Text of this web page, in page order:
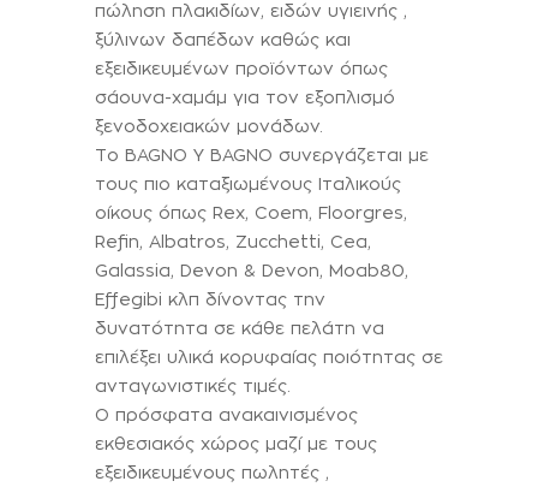
πώληση πλακιδίων, ειδών υγιεινής ,
ξύλινων δαπέδων καθώς και
εξειδικευμένων προϊόντων όπως
σάουνα-χαμάμ για τον εξοπλισμό
ξενοδοχειακών μονάδων.
Το BAGNO Y BAGNO συνεργάζεται με
τους πιο καταξιωμένους Ιταλικούς
οίκους όπως Rex, Coem, Floorgres,
Refin, Albatros, Zucchetti, Cea,
Galassia, Devon & Devon, Moab80,
Effegibi κλπ δίνοντας την
δυνατότητα σε κάθε πελάτη να
επιλέξει υλικά κορυφαίας ποιότητας σε
ανταγωνιστικές τιμές.
Ο πρόσφατα ανακαινισμένος
εκθεσιακός χώρος μαζί με τους
εξειδικευμένους πωλητές ,